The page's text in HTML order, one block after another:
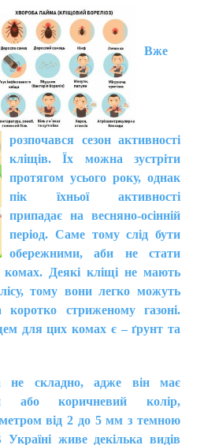
Вже
розпочався сезон активності
кліщів. Їх можна зустріти
протягом усього року, однак
пік їхньої активності
припадає на весняно-осінній
період. Саме тому слід бути
обережними, аби не стати
Деякі кліщі не мають
тому вони легко можуть
коротко стриженому газоні.
для цих комах є – ґрунт та
не складно, адже він має
або коричневий колір,
від 2 до 5 мм з темною
живе декілька видів